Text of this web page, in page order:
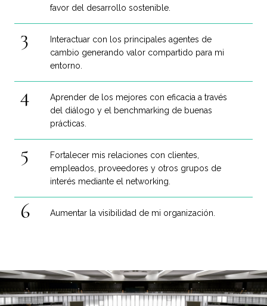
favor del desarrollo sostenible.
Interactuar con los principales agentes de
cambio generando valor compartido para mi
entorno.
Aprender de los mejores con eficacia a través
del diálogo y el benchmarking de buenas
prácticas.
Fortalecer mis relaciones con clientes,
empleados, proveedores y otros grupos de
interés mediante el networking.
Aumentar la visibilidad de mi organización.